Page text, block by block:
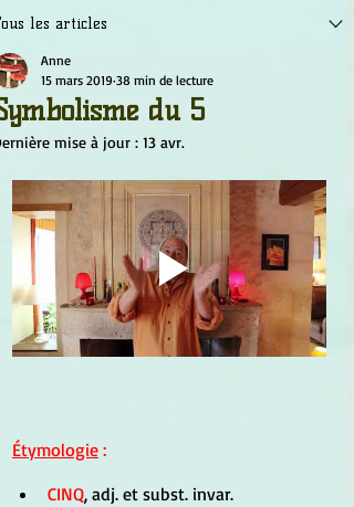
les articles
du 5
Anne
15 mars 2019 38 min de lecture
mise à jour : 13 avr.
Étymologie :
CINQ, adj. et subst. invar.